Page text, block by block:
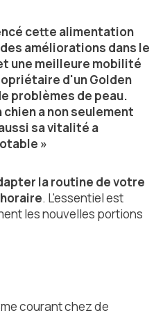
cette alimentation
améliorations dans le
une meilleure mobilité
d'un Golden
problèmes de peau.
a non seulement
sa vitalité a
»
la routine de votre
. L'essentiel est
les nouvelles portions
courant chez de